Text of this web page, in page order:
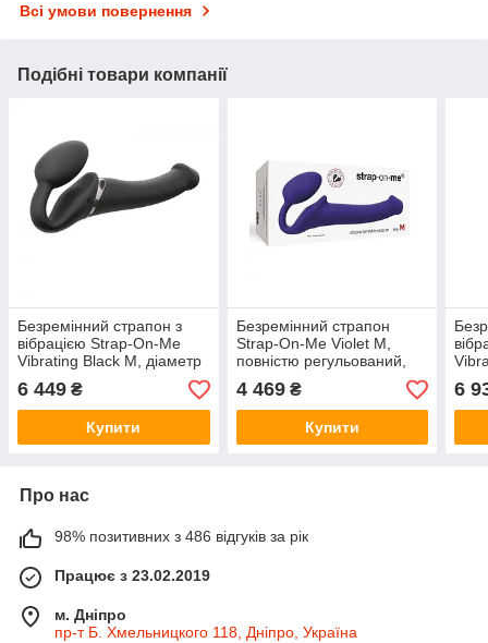
Всі умови повернення
Подібні товари компанії
Безремінний страпон з
вібрацією Strap-On-Me
Vibrating Black M, діаметр
3,3 см, пульт ДК,
регульовани
6 449 ₴
Купити
Безремінний страпон
Strap-On-Me Violet M,
повністю регульований,
діаметр 3,3 см
4 469₴
Купити
6
Про нас
98% позитивних з 486 відгуків за рік
Працює з 23.02.2019
м. Дніпро
пр-т Б. Хмельницкого 118, Дніпро, Україна